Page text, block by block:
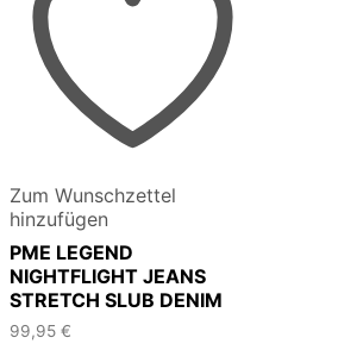
Zum Wunschzettel
hinzufügen
PME LEGEND
NIGHTFLIGHT JEANS
STRETCH SLUB DENIM
99,95 €